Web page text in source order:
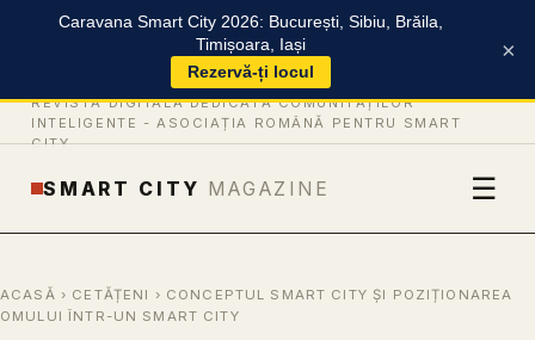
Caravana Smart City 2026: București, Sibiu, Brăila,
Timișoara, Iași
Rezervă-ți locul
×
REVISTĂ DIGITALĂ DEDICATĂ COMUNITĂȚILOR
INTELIGENTE - ASOCIAȚIA ROMÂNĂ PENTRU SMART
CITY
SMART CITY MAGAZINE ☰
ACASĂ › CETĂȚENI › CONCEPTUL SMART CITY ȘI POZIȚIONAREA
OMULUI ÎNTR-UN SMART CITY